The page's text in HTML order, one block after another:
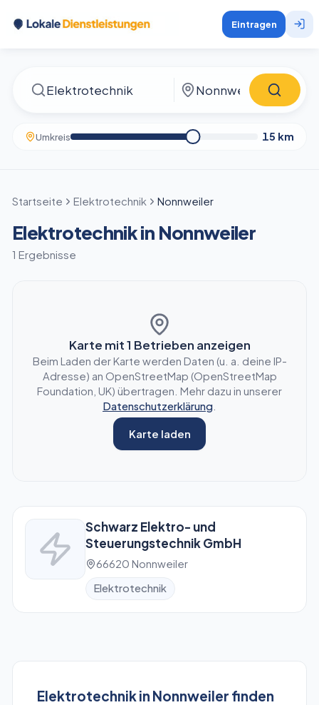
Eintragen
Umkreis 15 km
Startseite Elektrotechnik Nonnweiler
Elektrotechnik in Nonnweiler
1 Ergebnisse
Karte mit1 Betrieben anzeigen
Beim Laden der Karte werden Daten (u. a. deine IP-
Adresse) an OpenStreetMap (OpenStreetMap
Foundation, UK) übertragen. Mehr dazu in unserer
Datenschutzerklärung
Karte laden
Schwarz Elektro- und
Steuerungstechnik GmbH
66620 Nonnweiler
Elektrotechnik
Elektrotechnikin Nonnweiler finden